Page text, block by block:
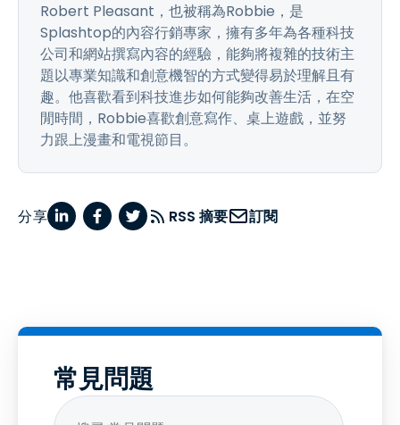
Robert Pleasant，也被稱為Robbie，是
Splashtop的內容行銷專家，擁有多年為各種科技
公司和網站撰寫內容的經驗，能夠將複雜的技術主
題以專業知識和創意機智的方式變得易於理解且有
趣。他喜歡看到科技進步如何能夠改善生活，在空
閒時間，Robbie喜歡創意寫作、桌上遊戲，並努
力跟上漫畫和電視節目。
分享 RSS 摘要 訂閱
常見問題